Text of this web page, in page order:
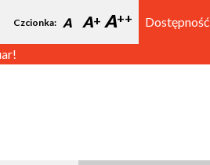
Czcionka: A A A Dostępność